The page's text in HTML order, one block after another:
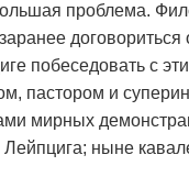
проблема.
побеседовать с
пастором и
мирных
ныне